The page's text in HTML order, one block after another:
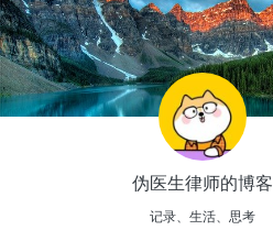
伪医生律师的博客
记录、生活、思考